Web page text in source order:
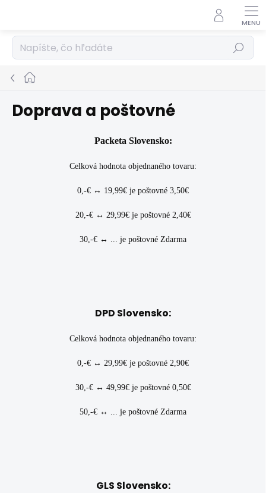
Hľadať
Domov
Doprava a poštovné
Packeta Slovensko:
Celková hodnota objednaného tovaru:
0,-€ ↔ 19,99€ je poštovné 3,50€
20,-€ ↔ 29,99€ je poštovné 2,40€
30,-€ ↔ ... je poštovné Zdarma
DPD Slovensko:
Celková hodnota objednaného tovaru:
0,-€ ↔ 29,99€ je poštovné 2,90€
30,-€ ↔ 49,99€ je poštovné 0,50€
50,-€ ↔ ... je poštovné Zdarma
GLS Slovensko: